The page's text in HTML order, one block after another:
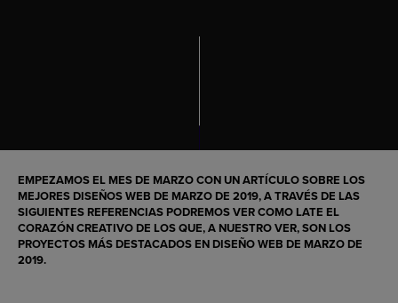
EMPEZAMOS EL MES DE MARZO CON UN ARTÍCULO SOBRE LOS
MEJORES DISEÑOS WEB DE MARZO DE 2019, A TRAVÉS DE LAS
SIGUIENTES REFERENCIAS PODREMOS VER COMO LATE EL
CORAZÓN CREATIVO DE LOS QUE, A NUESTRO VER, SON LOS
PROYECTOS MÁS DESTACADOS EN DISEÑO WEB DE MARZO DE
2019.